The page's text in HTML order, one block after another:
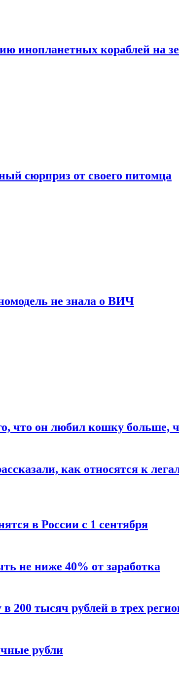
инопланетных кораблей на
сюрприз от своего питомца
не знала о ВИЧ
что он любил кошку больше,
как относятся к
в России с 1 сентября
не ниже 40% от заработка
200 тысяч рублей в трех
рубли